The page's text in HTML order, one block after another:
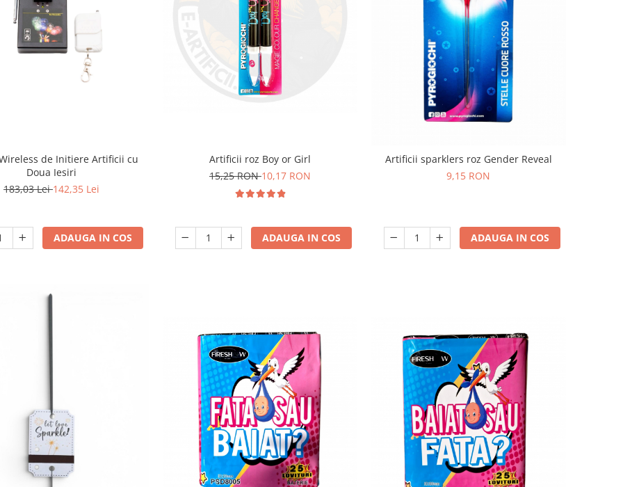
de Initiere Artificii cu
Doua Iesiri
183,03 Lei142,35 Lei
ADAUGA IN COS
Artificii roz Boy or Girl
15,25 RON10,17 RON
ADAUGA IN COS
Artificii sparklers roz Gender Reveal
9,15 RON
ADAUGA IN COS